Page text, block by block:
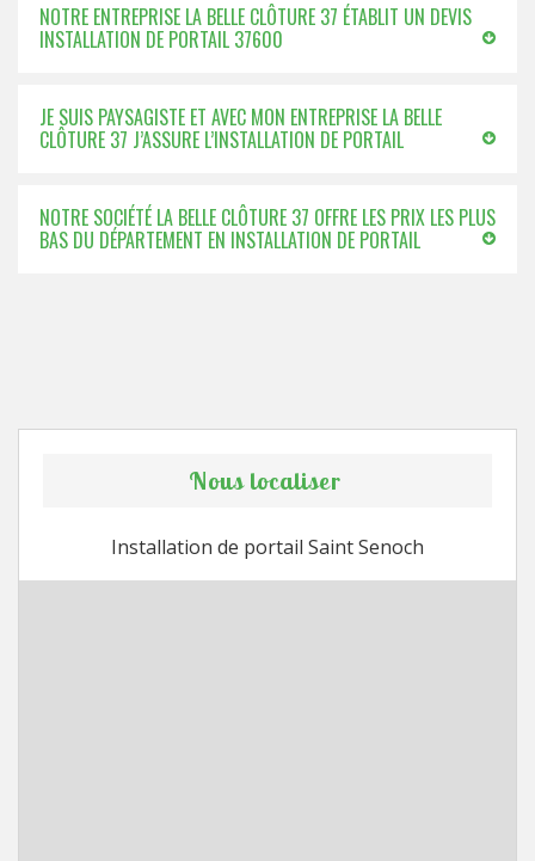
NOTRE ENTREPRISE LA BELLE CLÔTURE 37 ÉTABLIT UN DEVIS
INSTALLATION DE PORTAIL 37600
JE SUIS PAYSAGISTE ET AVEC MON ENTREPRISE LA BELLE
CLÔTURE 37 J’ASSURE L’INSTALLATION DE PORTAIL
NOTRE SOCIÉTÉ LA BELLE CLÔTURE 37 OFFRE LES PRIX LES PLUS
BAS DU DÉPARTEMENT EN INSTALLATION DE PORTAIL
Nous localiser
Installation de portail Saint Senoch